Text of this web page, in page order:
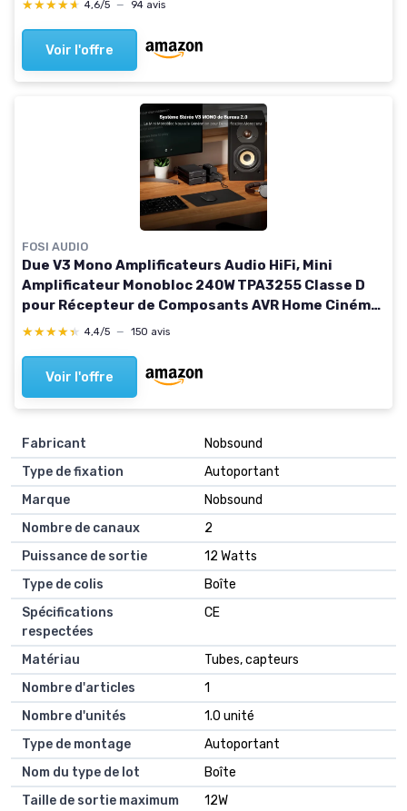
★★★★★
★★★★★ 4,6/5 — 94 avis
Voir l'offre
FOSI AUDIO
Due V3 Mono Amplificateurs Audio HiFi, Mini
Amplificateur Monobloc 240W TPA3255 Classe D
pour Récepteur de Composants AVR Home Cinéma,
Entrées RCA/XLR équilibrées, avec 48V/10A
★★★★★
★★★★★ 4,4/5 — 150 avis
Voir l'offre
Fabricant
Nobsound
Type de fixation
Autoportant
Marque
Nobsound
Nombre de canaux
2
Puissance de sortie
12 Watts
Type de colis
Boîte
Spécifications
respectées
CE
Matériau
Tubes, capteurs
Nombre d'articles
1
Nombre d'unités
1.0 unité
Type de montage
Autoportant
Nom du type de lot
Boîte
Taille de sortie maximum
12W